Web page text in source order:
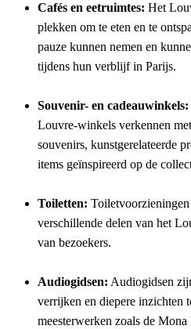
Cafés en eetruimtes: Het
plekken om te eten en te
pauze kunnen nemen en
tijdens hun verblijf in Parijs.
Souvenir- en cadeauwinkels:
Louvre-winkels verkennen
souvenirs, kunstgerelateerde
items geïnspireerd op de
Toiletten:
verschillende delen van het
van bezoekers.
Audiogidsen: Audiogidsen
verrijken en diepere inzichten
meesterwerken zoals de